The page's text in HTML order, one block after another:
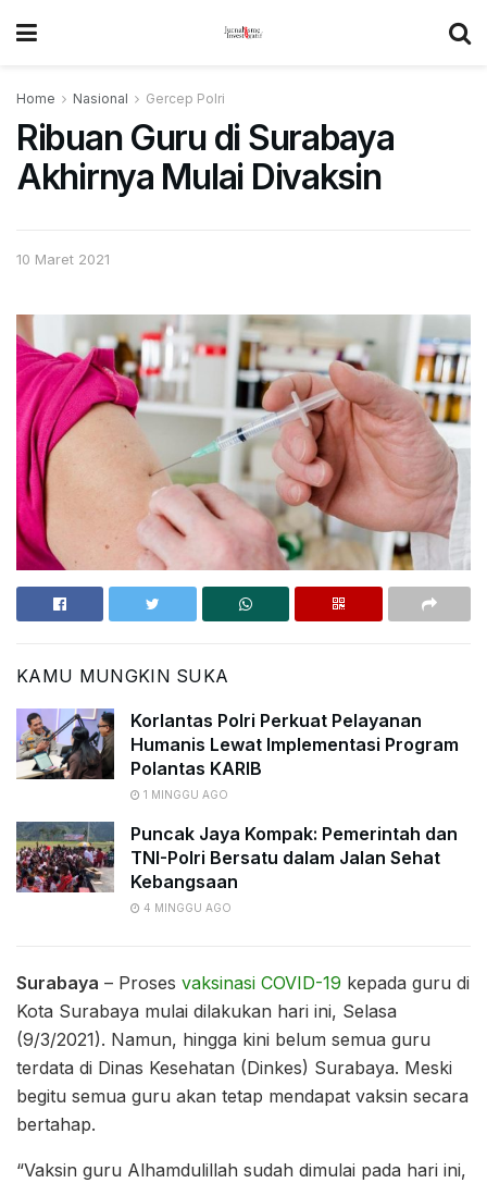
Home Nasional Gercep Polri
Ribuan Guru di Surabaya
Akhirnya Mulai Divaksin
10 Maret 2021
KAMU MUNGKIN SUKA
Korlantas Polri Perkuat Pelayanan
Humanis Lewat Implementasi Program
Polantas KARIB
1 MINGGU AGO
Puncak Jaya Kompak: Pemerintah dan
TNI-Polri Bersatu dalam Jalan Sehat
Kebangsaan
4 MINGGU AGO
Surabaya – Proses vaksinasi COVID-19 kepada guru di
Kota Surabaya mulai dilakukan hari ini, Selasa
(9/3/2021). Namun, hingga kini belum semua guru
terdata di Dinas Kesehatan (Dinkes) Surabaya. Meski
begitu semua guru akan tetap mendapat vaksin secara
bertahap.
“Vaksin guru Alhamdulillah sudah dimulai pada hari ini,